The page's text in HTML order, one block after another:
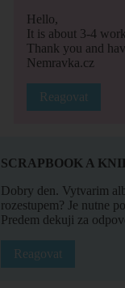
Hello,
It is about 3-4
Thank you and
Nemravka.cz
Reagovat
SCRAPBOOK A
Dobry den. Vytvarim
rozestupem? Je nutne
Predem dekuji za
Reagovat